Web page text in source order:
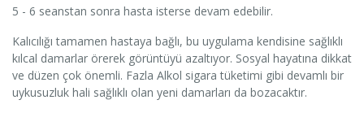
5 - 6 seanstan sonra hasta isterse devam edebilir.
Kalıcılığı tamamen hastaya bağlı, bu uygulama kendisine sağlıklı
kılcal damarlar örerek görüntüyü azaltıyor. Sosyal hayatına dikkat
ve düzen çok önemli. Fazla Alkol sigara tüketimi gibi devamlı bir
uykusuzluk hali sağlıklı olan yeni damarları da bozacaktır.